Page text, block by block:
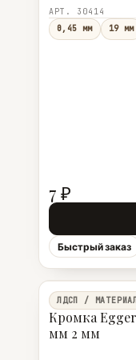
АРТ. 30414
0,45 мм
19 мм
7 ₽
Быстрый заказ
ЛДСП /
Кромка
мм 2 мм